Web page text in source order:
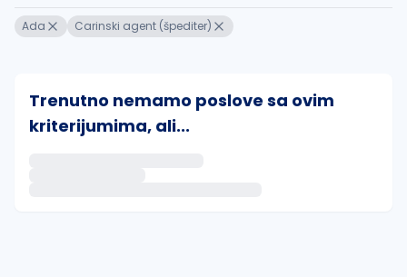
Ada Carinski agent (špediter)
Trenutno nemamo poslove sa ovim
kriterijumima, ali...